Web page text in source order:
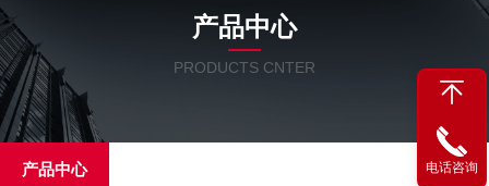
产品中心
PRODUCTS CNTER
产品中心 电话咨询